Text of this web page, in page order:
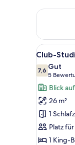
Überprüfe
Alle
Fotos
für
Club-
Studio,
1 King-
Bett
11
Club-
7,67,6 von 10
Gut
5
(5
Blick
26 m²
1
Platz
1 King-